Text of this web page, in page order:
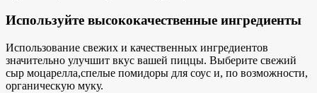
Используйте высококачественные ингредиенты
Использование свежих и качественных ингредиентов
значительно улучшит вкус вашей пиццы. Выберите свежий
сыр моцарелла,спелые помидоры для соус и, по возможности,
органическую муку.